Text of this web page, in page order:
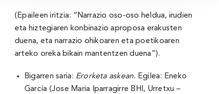
(Epaileen iritzia: “Narrazio oso-oso heldua, irudien
eta hiztegiaren konbinazio aproposa erakusten
duena, eta narrazio ohikoaren eta poetikoaren
arteko oreka bikain mantentzen duena”).
Bigarren saria: Erorketa askean. Egilea: Eneko
García (Jose Maria Iparragirre BHI, Urretxu –